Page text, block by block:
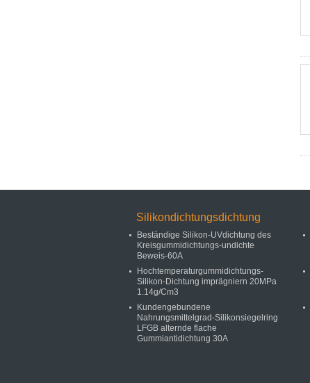
Silikondichtungsdichtung
Beständige Silikon-UVdichtung des
Kreisgummidichtungs-undichte
Beweis-60A
Hochtemperaturgummidichtungs-
Silikon-Dichtung imprägniern 20MPa
1.14g/Cm3
Kundengebundene
Nahrungsmittelgrad-Silikonsiegelring
LFGB alternde flache
Gummiantidichtung 30A